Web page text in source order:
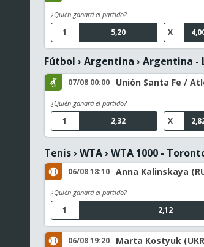
¿Quién ganará el partido?
5,20
1 X
Fútbol › Argentina › Argentina -
07/08 00:00 Unión Santa Fe /
¿Quién ganará el partido?
2,32
1 X
Tenis› WTA› WTA 1000 -
06/08 18:10 Anna Kalinskaya
¿Quién ganará el partido?
2,12
1
06/08 19:20 Marta Kostyuk